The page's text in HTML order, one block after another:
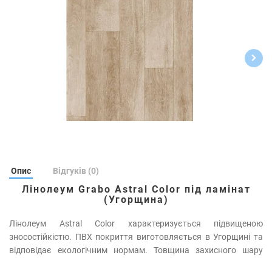
Опис Відгуків (0)
Лінолеум Grabo Astral Color під ламінат
(Угорщина)
Лінолеум Astral Color характеризується підвищеною
зносостійкістю. ПВХ покриття виготовляється в Угорщині та
відповідає екологічним нормам. Товщина захисного шару